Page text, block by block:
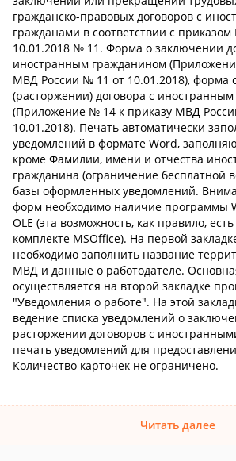
гражданско-правовых договоров с
гражданами в соответствии с
10.01.2018 № 11. Форма о заключении
иностранным гражданином
МВД России № 11 от 10.01.2018), форма
(расторжении) договора с
(Приложение № 14 к приказу МВД
10.01.2018). Печать автоматически
уведомлений в формате Word,
кроме Фамилии, имени и отчества
гражданина (ограничение бесплатной
базы оформленных уведомлений.
форм необходимо наличие программы
OLE (эта возможность, как правило,
комплекте MSOffice). На первой
необходимо заполнить название
МВД и данные о работодателе.
осуществляется на второй закладке
"Уведомления о работе". На этой
ведение списка уведомлений о
расторжении договоров с
печать уведомлений для
Количество карточек не ограничено.
Читать далее